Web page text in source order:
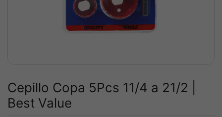
Cepillo Copa 5Pcs 11/4 a 21/2 |
Best Value